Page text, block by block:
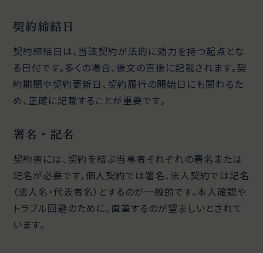
契約締結日
契約締結日は、当該契約が法的に効力を持つ起点とな
る日付です。多くの場合、後文の直後に記載されます。契
約期間や契約更新日、契約履行の開始日にも関わるた
め、正確に記載することが重要です。
署名・記名
契約書には、契約を結ぶ当事者それぞれの署名または
記名が必要です。個人契約では署名、法人契約では記名
（法人名・代表者名）とするのが一般的です。本人確認や
トラブル回避のために、直筆するのが望ましいとされて
います。